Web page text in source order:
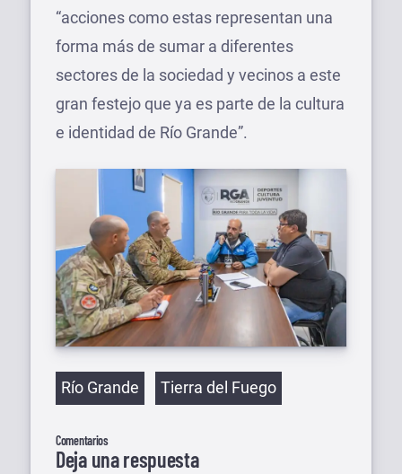
“acciones como estas representan una
forma más de sumar a diferentes
sectores de la sociedad y vecinos a este
gran festejo que ya es parte de la cultura
e identidad de Río Grande”.
Etiquetas
Río Grande Tierra del Fuego
Comentarios
Deja una respuesta